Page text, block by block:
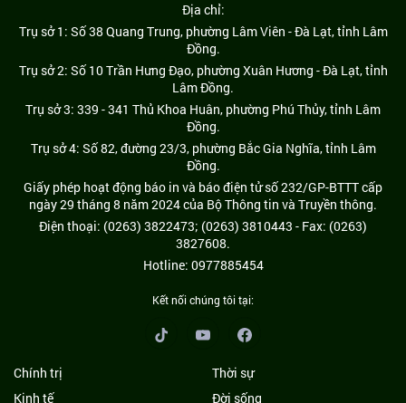
Địa chỉ:
Trụ sở 1: Số 38 Quang Trung, phường Lâm Viên - Đà Lạt, tỉnh Lâm
Đồng.
Trụ sở 2: Số 10 Trần Hưng Đạo, phường Xuân Hương - Đà Lạt, tỉnh
Lâm Đồng.
Trụ sở 3: 339 - 341 Thủ Khoa Huân, phường Phú Thủy, tỉnh Lâm
Đồng.
Trụ sở 4: Số 82, đường 23/3, phường Bắc Gia Nghĩa, tỉnh Lâm
Đồng.
Giấy phép hoạt động báo in và báo điện tử số 232/GP-BTTT cấp
ngày 29 tháng 8 năm 2024 của Bộ Thông tin và Truyền thông.
Điện thoại: (0263) 3822473; (0263) 3810443 - Fax: (0263)
3827608.
Hotline: 0977885454
Kết nối chúng tôi tại:
Chính trị
Thời sự
Kinh tế
Đời sống